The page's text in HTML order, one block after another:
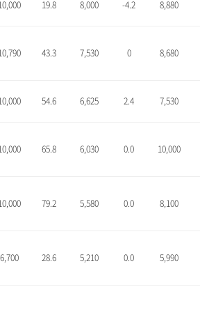
19.8 8,000 -4.2 8,880
43.3 7,530 0 8,680
54.6 6,625 2.4 7,530
65.8 6,030 0.0 10,000
79.2 5,580 0.0 8,100
6,700 28.6 5,210 0.0 5,990